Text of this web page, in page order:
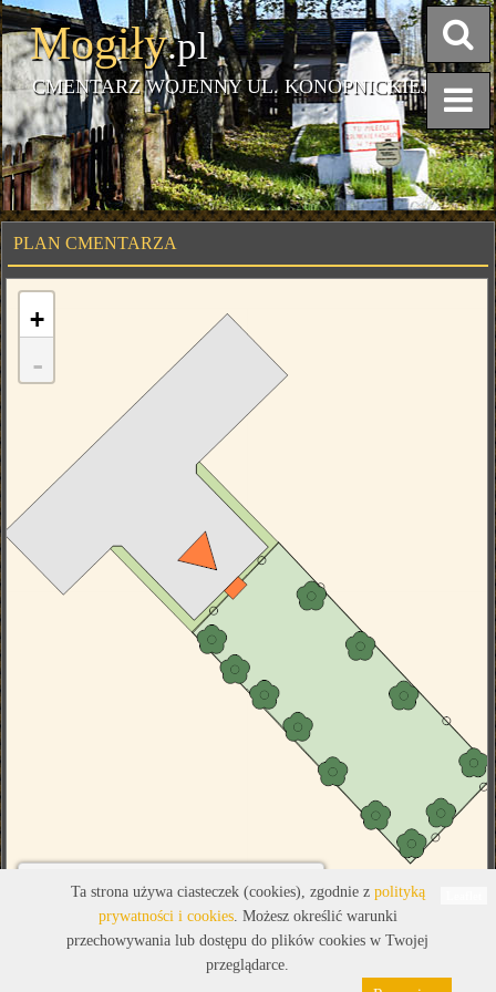
Mogiły.pl
CMENTARZ WOJENNY UL. KONOPNICKIEJ
PLAN CMENTARZA
+
-
Ta strona używa ciasteczek (cookies), zgodnie z polityką
prywatności i cookies. Możesz określić warunki
przechowywania lub dostępu do plików cookies w Twojej
przeglądarce.